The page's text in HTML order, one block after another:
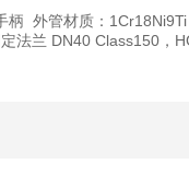
柄 外管材质：1Cr18Ni9Ti
法兰 DN40 Class150，